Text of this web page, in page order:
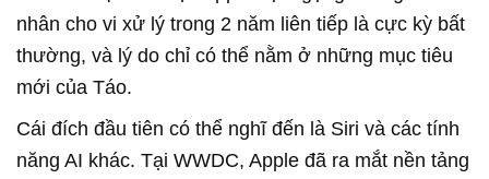
nhân cho vi xử lý trong 2 năm liên tiếp là cực kỳ bất
thường, và lý do chỉ có thể nằm ở những mục tiêu
mới của Táo.
Cái đích đầu tiên có thể nghĩ đến là Siri và các tính
năng AI khác. Tại WWDC, Apple đã ra mắt nền tảng